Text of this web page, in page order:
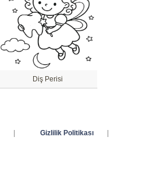
Diş Perisi
Gizlilik Politikası